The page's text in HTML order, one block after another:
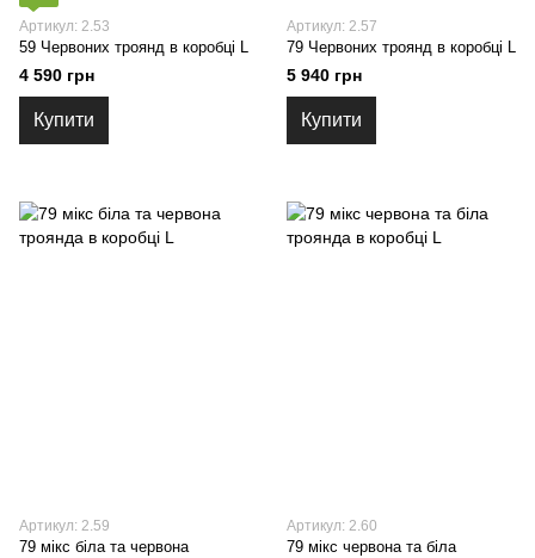
Артикул: 2.53
59 Червоних троянд в коробці L
4 590 грн
Купити
Артикул: 2.57
79 Червоних троянд в коробці L
5 940 грн
Купити
Артикул: 2.59
79 мікс біла та червона
Артикул: 2.60
79 мікс червона та біла